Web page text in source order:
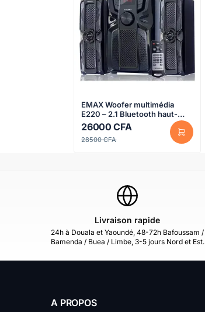
EMAX Woofer multimédia
E220 – 2.1 Bluetooth haut-
parleurs
28500CFA
26000CFA
Livraison rapide
24h à Douala et Yaoundé, 48-72h Bafoussam /
Bamenda / Buea / Limbe, 3-5 jours Nord et Est.
A PROPOS